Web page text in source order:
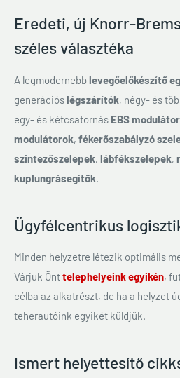
Eredeti, új Knorr-
széles választéka
A legmodernebblevegőelőkészítő
generációslégszárítók, négy- és
egy- és kétcsatornás EBS
modulátorok, fékerőszabályzó
szintezőszelepek, lábfékszelepek,
kuplungrásegítők.
Ügyfélcentrikus
Minden helyzetre létezik optimális
Várjuk Önttelephelyeink egyikén,
célba az alkatrészt, de ha a helyzet
teherautóink egyikét küldjük.
Ismert helyettesítő